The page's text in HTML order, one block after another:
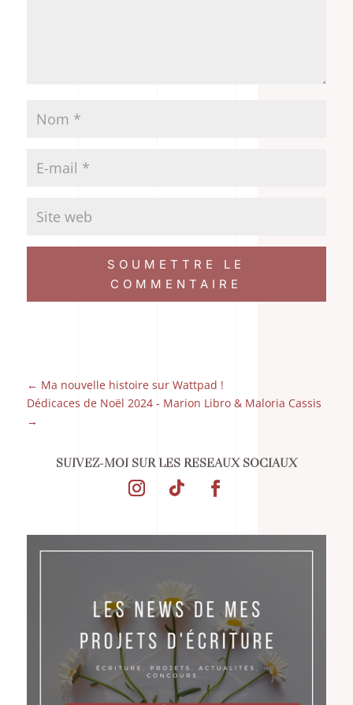
SOUMETTRE LE
COMMENTAIRE
← Ma nouvelle histoire sur Wattpad !
Dédicaces de Noël 2024 - Marion Libro & Maloria Cassis
→
SUIVEZ-MOI SUR LES RÉSEAUX SOCIAUX